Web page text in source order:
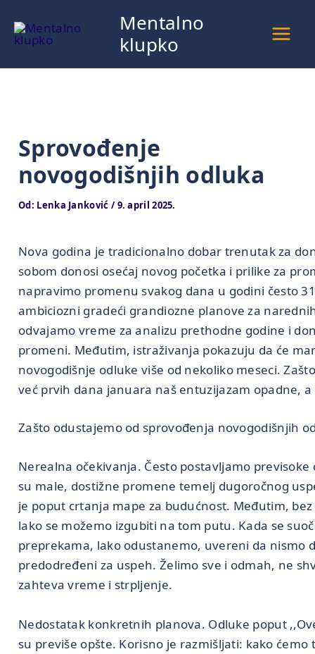
na
sadržaj
Mentalno
klupko
Sprovođenje
novogodišnjih odluka
Od: Lenka Janković /9. april 2025.
Nova godina je tradicionalno dobar trenutak za
sobom donosi osećaj novog početka i prilike za
napravimo promenu svakog dana u godini često
ambiciozni gradeći grandiozne planove za
odvajamo vreme za analizu prethodne godine i
promeni. Međutim, istraživanja pokazuju da će
novogodišnje odluke više od nekoliko meseci.
već prvih dana januara naš entuzijazam opadne, a
Zašto odustajemo od sprovođenja novogodišnjih
Nerealna očekivanja. Često postavljamo
su male, dostižne promene temelj dugoročnog
je poput crtanja mape za budućnost. Međutim,
lako se možemo izgubiti na tom putu. Kada se
preprekama, lako odustanemo, uvereni da nismo
predodređeni za uspeh. Želimo sve i odmah, ne
zahteva vreme i strpljenje.
Nedostatak konkretnih planova. Odluke poput
su previše opšte. Korisno je razmišljati: kako ćemo